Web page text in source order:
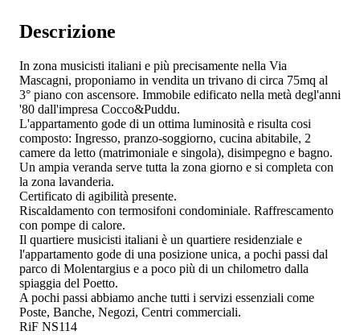
Descrizione
In zona musicisti italiani e più precisamente nella Via
Mascagni, proponiamo in vendita un trivano di circa 75mq al
3° piano con ascensore. Immobile edificato nella metà degl'anni
'80 dall'impresa Cocco&Puddu.
L'appartamento gode di un ottima luminosità e risulta cosi
composto: Ingresso, pranzo-soggiorno, cucina abitabile, 2
camere da letto (matrimoniale e singola), disimpegno e bagno.
Un ampia veranda serve tutta la zona giorno e si completa con
la zona lavanderia.
Certificato di agibilità presente.
Riscaldamento con termosifoni condominiale. Raffrescamento
con pompe di calore.
Il quartiere musicisti italiani è un quartiere residenziale e
l'appartamento gode di una posizione unica, a pochi passi dal
parco di Molentargius e a poco più di un chilometro dalla
spiaggia del Poetto.
A pochi passi abbiamo anche tutti i servizi essenziali come
Poste, Banche, Negozi, Centri commerciali.
RiF NS114